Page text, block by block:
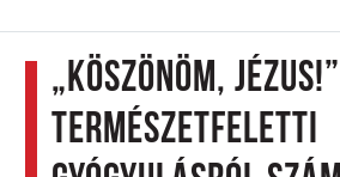
„Köszönöm,
Természetfeletti